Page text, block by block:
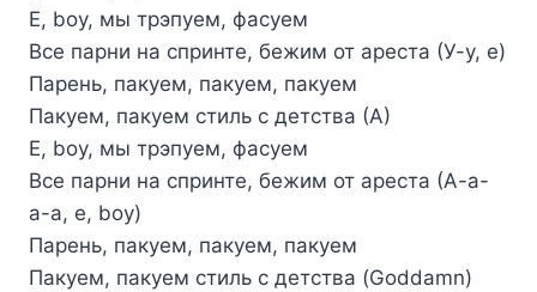
Е, boy, мы трэпуем, фасуем
Все парни на спринте, бежим от ареста (У-у, е)
Парень, пакуем, пакуем, пакуем
Пакуем, пакуем стиль с детства (А)
Е, boy, мы трэпуем, фасуем
Все парни на спринте, бежим от ареста (А-а-
а-а, е, boy)
Парень, пакуем, пакуем, пакуем
Пакуем, пакуем стиль с детства (Goddamn)